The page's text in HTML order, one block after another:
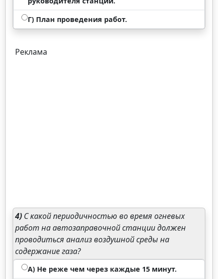
Г) План проведения работ.
Реклама
4) С какой периодичностью во время огневых
работ на автозаправочной станции должен
проводиться анализ воздушной среды на
содержание газа?
А) Не реже чем через каждые 15 минут.